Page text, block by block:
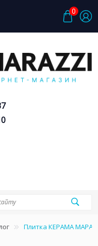
0
Плитка КЕРАМА